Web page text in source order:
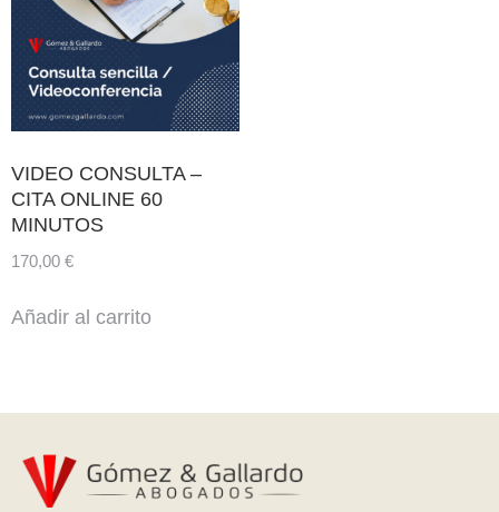
VIDEO CONSULTA –
CITA ONLINE 60
MINUTOS
170,00 €
Añadir al carrito